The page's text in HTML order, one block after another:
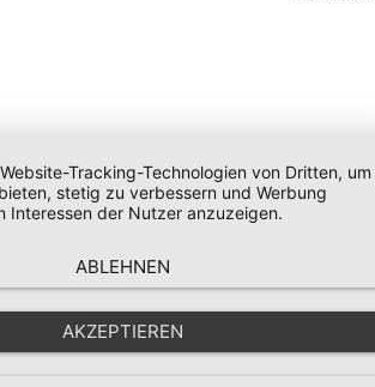
Tracking-Technologien von Dritten, um
stetig zu verbessern und Werbung
Interessen der Nutzer anzuzeigen.
ABLEHNEN
AKZEPTIEREN